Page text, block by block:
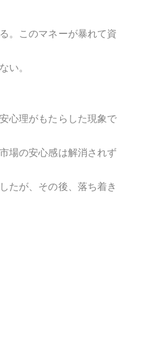
。このマネーが暴れて資
い。
心理がもたらした現象で
場の安心感は解消されず
たが、その後、落ち着き